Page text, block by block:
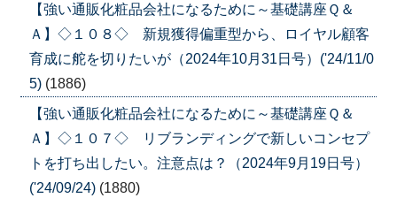
【強い通販化粧品会社になるために～基礎講座Ｑ＆
Ａ】◇１０８◇ 新規獲得偏重型から、ロイヤル顧客
育成に舵を切りたいが（2024年10月31日号）('24/11/0
5) (1886)
【強い通販化粧品会社になるために～基礎講座Ｑ＆
Ａ】◇１０７◇ リブランディングで新しいコンセプ
トを打ち出したい。注意点は？（2024年9月19日号）
('24/09/24) (1880)